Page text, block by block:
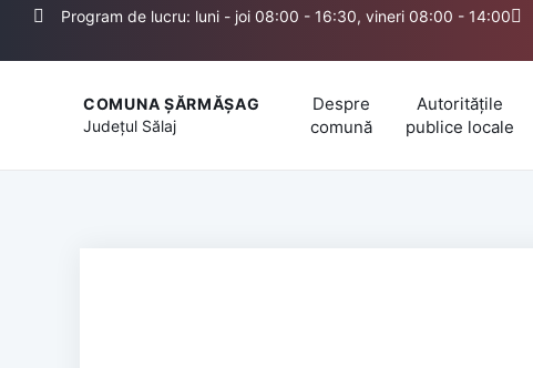
Program de lucru: luni - joi 08:00 - 16:30, vineri 08:00 - 14:00
COMUNA ȘĂRMĂȘAG
Județul Sălaj
Despre
comună
Autoritățile
publice locale